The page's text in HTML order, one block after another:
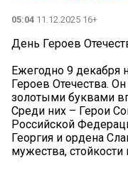
05:04 11.12.2025 16+
День Героев
Ежегодно 9 декабря
Героев Отечества.
золотыми буквами
Среди них – Герои
Российской
Георгия и ордена
мужества,